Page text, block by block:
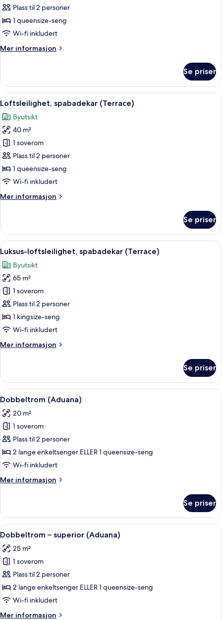
terrasse
Plass til 2 personer
1 queensize-seng
Wi-fi inkludert
Mer informasjon
Mer
terrasse
Se priser
Åpne
alle
bildene
av
Loftsleilighet,
spabadekar
(Terrace)
Loftsleilighet, spabadekar (Terrace)
10
Loftsleilighet, spabadekar (Terrace)
Byutsikt
40 m²
1 soverom
Plass til 2 personer
1 queensize-seng
Wi-fi inkludert
Mer informasjon
Mer
spabadekar
(Terrace)
Se priser
Åpne
alle
bildene
av
Luksus-
loftsleilighet,
spabadekar
(Terrace)
Luksus-loftsleilighet, spabadekar
8
Luksus-loftsleilighet, spabadekar (Terrace)
Byutsikt
65 m²
1 soverom
Plass til 2 personer
1 kingsize-seng
Wi-fi inkludert
Mer informasjon
Mer
loftsleilighet,
spabadekar
(Terrace)
Se priser
Åpne
alle
bildene
av
Dobbeltrom
(Aduana)
Allergitestet sengetøy, dundyner og
5
Dobbeltrom (Aduana)
20 m²
1 soverom
Plass til 2 personer
2 lange enkeltsenger ELLER 1 queensize-seng
Wi-fi inkludert
Mer informasjon
Mer
(Aduana)
Se priser
Åpne
alle
bildene
av
Dobbeltrom
–
superior
Allergitestet sengetøy, dundyner og
5
Dobbeltrom – superior (Aduana)
25 m²
1 soverom
Plass til 2 personer
2 lange enkeltsenger ELLER 1 queensize-seng
Wi-fi inkludert
Mer informasjon
Mer